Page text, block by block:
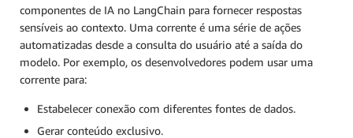
componentes de IA no LangChain para fornecer respostas
sensíveis ao contexto. Uma corrente é uma série de ações
automatizadas desde a consulta do usuário até a saída do
modelo. Por exemplo, os desenvolvedores podem usar uma
corrente para:
Estabelecer conexão com diferentes fontes de dados.
Gerar conteúdo exclusivo.